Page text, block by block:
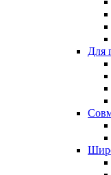
Для